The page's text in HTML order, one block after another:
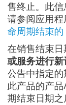
售终止。此
请参阅应用
命周期结束的
在销售结束日
或服务进行新
公告中指定
此产品的产
期结束日期之